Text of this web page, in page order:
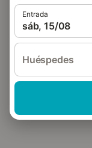
Entrada
sáb, 15/08
Huéspedes